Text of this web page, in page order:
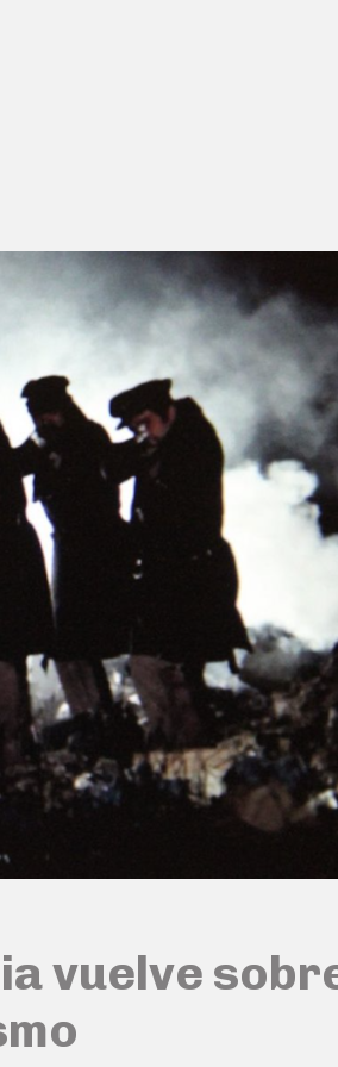
vuelve